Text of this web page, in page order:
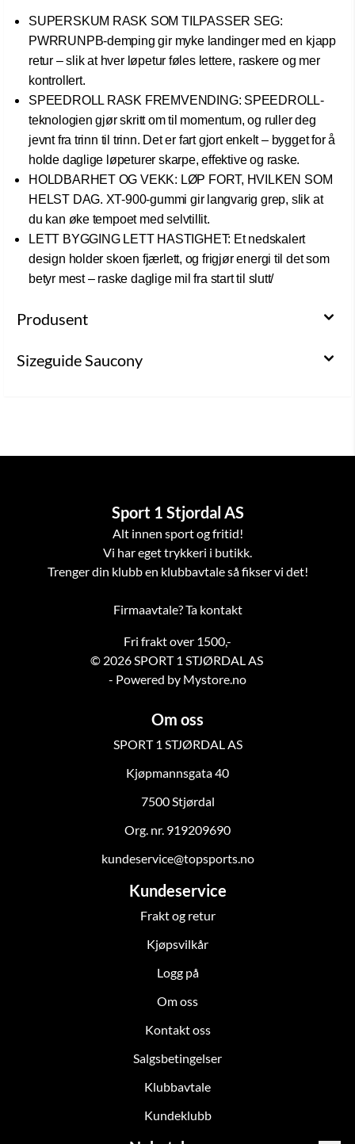
SUPERSKUM RASK SOM TILPASSER SEG:
PWRRUNPB-demping gir myke landinger med en kjapp
retur – slik at hver løpetur føles lettere, raskere og mer
kontrollert.
SPEEDROLL RASK FREMVENDING: SPEEDROLL-
teknologien gjør skritt om til momentum, og ruller deg
jevnt fra trinn til trinn. Det er fart gjort enkelt – bygget for å
holde daglige løpeturer skarpe, effektive og raske.
HOLDBARHET OG VEKK: LØP FORT, HVILKEN SOM
HELST DAG. XT-900-gummi gir langvarig grep, slik at
du kan øke tempoet med selvtillit.
LETT BYGGING LETT HASTIGHET: Et nedskalert
design holder skoen fjærlett, og frigjør energi til det som
betyr mest – raske daglige mil fra start til slutt/
Produsent
Sizeguide Saucony
Sport 1 Stjordal AS
Alt innen sport og fritid!
Vi har eget trykkeri i butikk.
Trenger din klubb en klubbavtale så fikser vi det!
Firmaavtale? Ta kontakt
Fri frakt over 1500,-
© 2026 SPORT 1 STJØRDAL AS
- Powered by Mystore.no
Om oss
SPORT 1 STJØRDAL AS
Kjøpmannsgata 40
7500 Stjørdal
Org. nr. 919209690
kundeservice@topsports.no
Kundeservice
Frakt og retur
Kjøpsvilkår
Logg på
Om oss
Kontakt oss
Salgsbetingelser
Klubbavtale
Kundeklubb